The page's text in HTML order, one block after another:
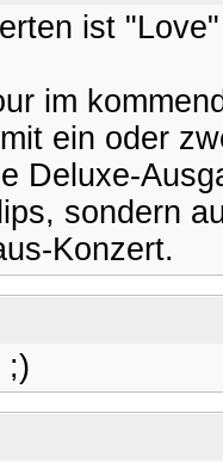
ist
im
ein oder
Deluxe-
sondern
Konzert.
;)